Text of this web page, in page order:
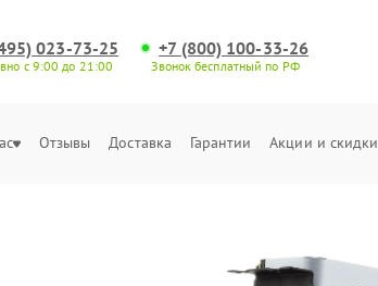
023-73-25
с 9:00 до 21:00
+7 (800) 100-33-26
Звонок бесплатный по РФ
Отзывы Доставка Гарантии Акции и скидки